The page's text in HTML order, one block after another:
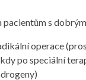
pacientům s
operace
po speciální